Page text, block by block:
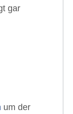
gar
um der